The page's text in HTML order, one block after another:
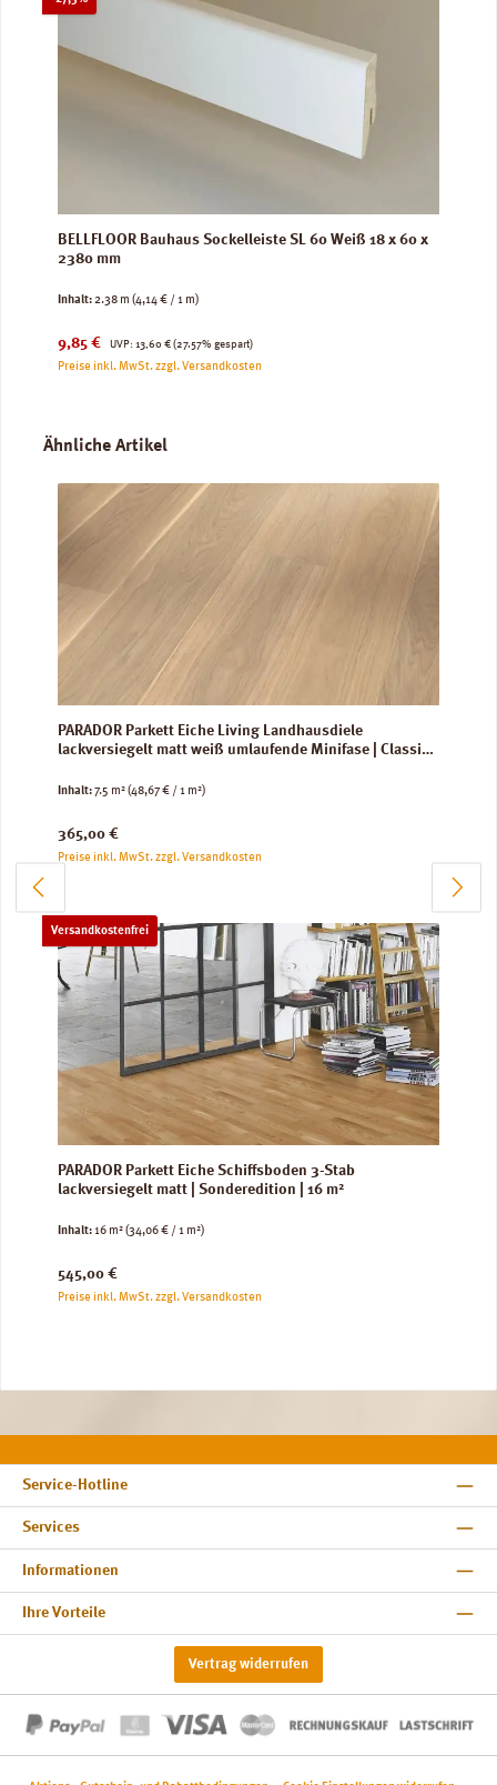
BELLFLOOR Bauhaus Sockelleiste SL 60 Weiß 18 x 60 x
2380 mm
Inhalt:2.38 m (4,14 € / 1 m)
Verkaufspreis:
9,85 € UVP:
Regulärer Preis:
13,60 € (27.57% gespart)
Preise inkl. MwSt. zzgl. Versandkosten
Produktgalerie überspringen
Ähnliche Artikel
PARADOR Parkett Eiche Living Landhausdiele
lackversiegelt matt weiß umlaufende Minifase | Classic
Inhalt:7.5 m²(48,67 € / 1 m²)
Regulärer Preis:
365,00 €
Preise inkl. MwSt. zzgl. Versandkosten
Versandkostenfrei
PARADOR Parkett Eiche Schiffsboden 3-Stab
lackversiegelt matt | Sonderedition | 16 m²
Inhalt:16 m²(34,06 € / 1 m²)
Regulärer Preis:
545,00 €
Preise inkl. MwSt. zzgl. Versandkosten
Service-Hotline
Services
Informationen
Ihre Vorteile
Vertrag widerrufen